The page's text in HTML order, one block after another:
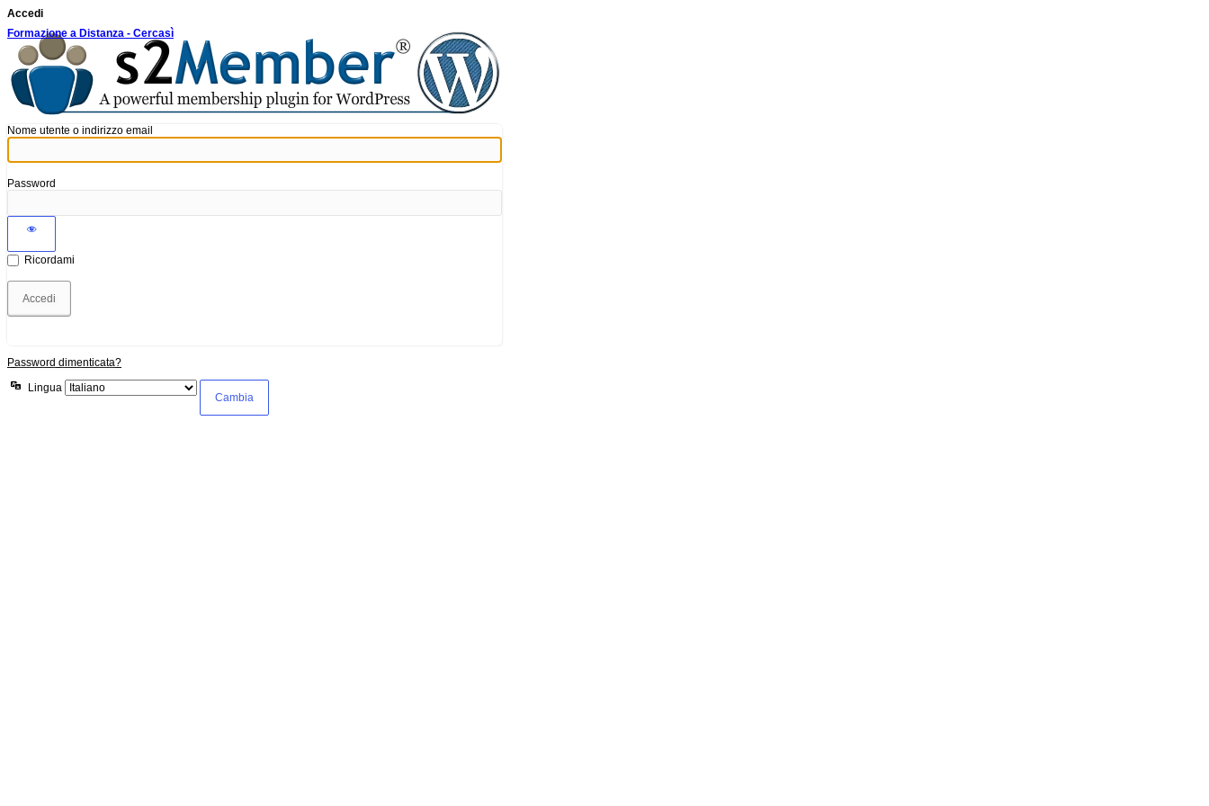
Accedi
Formazione a Distanza - Cercasì
Nome utente o indirizzo email
Password
Ricordami
Password dimenticata?
Lingua